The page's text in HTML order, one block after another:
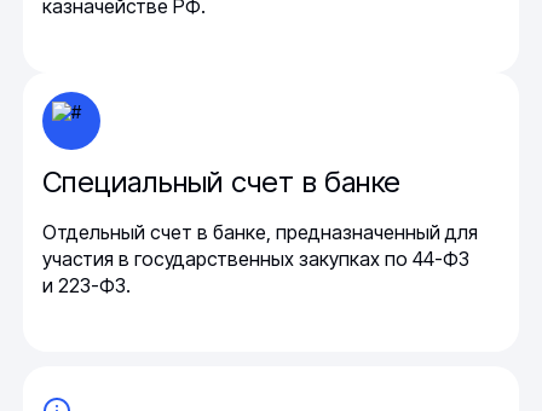
казначействе РФ.
Специальный счет в банке
Отдельный счет в банке, предназначенный для
участия в государственных закупках по 44-ФЗ
и 223-ФЗ.